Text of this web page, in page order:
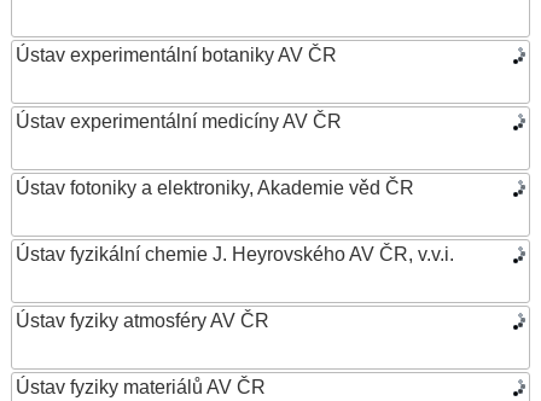
Ústav experimentální botaniky AV ČR
Ústav experimentální medicíny AV ČR
Ústav fotoniky a elektroniky, Akademie věd ČR
Ústav fyzikální chemie J. Heyrovského AV ČR, v.v.i.
Ústav fyziky atmosféry AV ČR
Ústav fyziky materiálů AV ČR